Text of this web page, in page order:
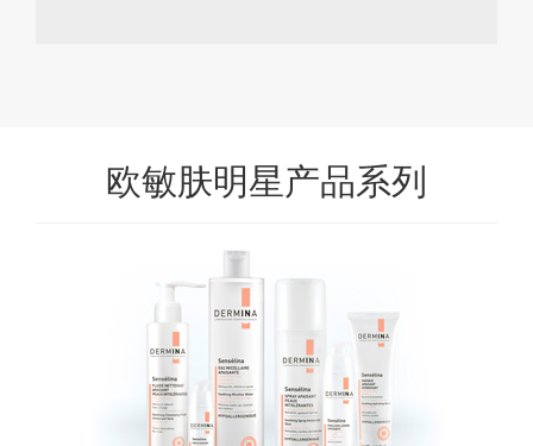
欧敏肤明星产品系列